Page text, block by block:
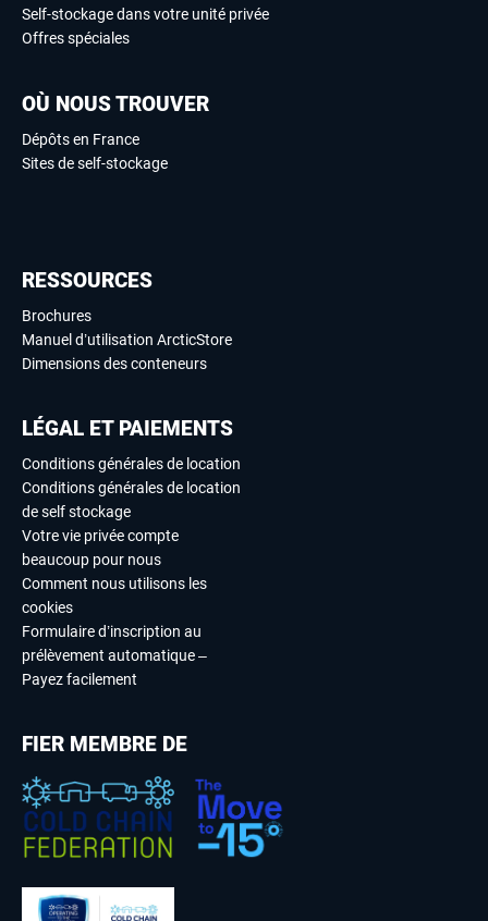
Self-stockage dans votre unité privée
Offres spéciales
OÙ NOUS TROUVER
Dépôts en France
Sites de self-stockage
RESSOURCES
Brochures
Manuel d’utilisation ArcticStore
Dimensions des conteneurs
LÉGAL ET PAIEMENTS
Conditions générales de location
Conditions générales de location
de self stockage
Votre vie privée compte
beaucoup pour nous
Comment nous utilisons les
cookies
Formulaire d’inscription au
prélèvement automatique –
Payez facilement
FIER MEMBRE DE